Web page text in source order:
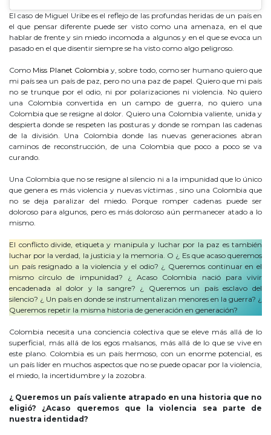
El caso de Miguel Uribe es el reflejo de las profundas heridas de un país en
el que pensar diferente puede ser visto como una amenaza, en el que
hablar de frente y sin miedo incomoda a algunos y en el que se evoca un
pasado en el que disentir siempre se ha visto como algo peligroso.
Como Miss Planet Colombia y, sobre todo, como ser humano quiero que
mi país sea un país de paz, pero no una paz de papel. Quiero que mi país
no se trunque por el odio, ni por polarizaciones ni violencia. No quiero
una Colombia convertida en un campo de guerra, no quiero una
Colombia que se resigne al dolor. Quiero una Colombia valiente, unida y
despierta donde se respeten las posturas y donde se rompan las cadenas
de la división. Una Colombia donde las nuevas generaciones abran
caminos de reconstrucción, de una Colombia que poco a poco se va
curando.
Una Colombia que no se resigne al silencio ni a la impunidad que lo único
que genera es más violencia y nuevas víctimas , sino una Colombia que
no se deja paralizar del miedo. Porque romper cadenas puede ser
doloroso para algunos, pero es más doloroso aún permanecer atado a lo
mismo.
El conflicto divide, etiqueta y manipula y luchar por la paz es también
luchar por la verdad, la justicia y la memoria. O ¿ Es que acaso queremos
un país resignado a la violencia y el odio? ¿ Queremos continuar en el
mismo círculo de impunidad? ¿ Acaso Colombia nació para vivir
encadenada al dolor y la sangre? ¿ Queremos un país esclavo del
silencio? ¿ Un país en donde se instrumentalizan menores en la guerra? ¿
Queremos repetir la misma historia de generación en generación?
Colombia necesita una conciencia colectiva que se eleve más allá de lo
superficial, más allá de los egos malsanos, más allá de lo que se vive en
este plano. Colombia es un país hermoso, con un enorme potencial, es
un país líder en muchos aspectos que no se puede opacar por la violencia,
el miedo, la incertidumbre y la zozobra.
¿ Queremos un país valiente atrapado en una historia que no
eligió? ¿Acaso queremos que la violencia sea parte de
nuestra identidad?